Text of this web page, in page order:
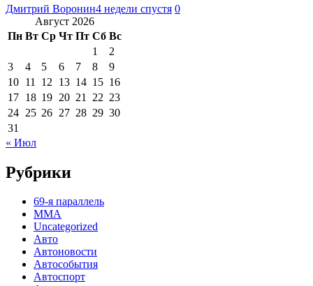
Дмитрий Воронин4 недели спустя 0
Август 2026
Пн Вт Ср Чт Пт Сб Вс
1
2
3
4 5 6 7 8
9
10 11 12 13 14 15 16
17 18 19 20 21 22 23
24 25 26 27 28 29 30
31
« Июл
Рубрики
69-я параллель
MMA
Uncategorized
Авто
Автоновости
Автособытия
Автоспорт